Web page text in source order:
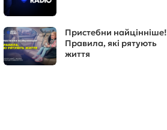
Пристебни найцінніше!
Правила, які рятують
життя